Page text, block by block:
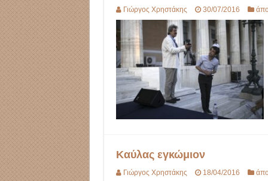
Γιώργος Χρηστάκης 30/07/2016
Καύλας εγκώμιον
Γιώργος Χρηστάκης 18/04/2016